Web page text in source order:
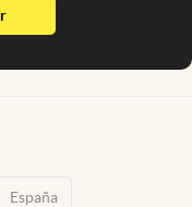
abre en nueva pestaña
España